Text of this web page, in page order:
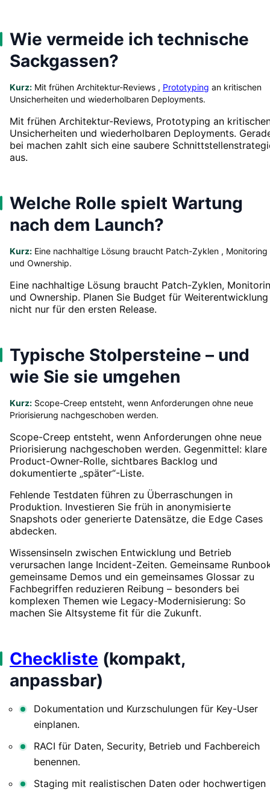
Wie vermeide ich technische
Sackgassen?
Kurz: Mit frühen Architektur-Reviews , Prototyping an kritischen
Unsicherheiten und wiederholbaren Deployments.
Mit frühen Architektur-Reviews, Prototyping an
Unsicherheiten und wiederholbaren Deployments.
bei machen zahlt sich eine saubere
aus.
Welche Rolle spielt Wartung
nach dem Launch?
Kurz: Eine nachhaltige Lösung braucht Patch-Zyklen , Monitoring
und Ownership.
Eine nachhaltige Lösung braucht Patch-Zyklen,
und Ownership. Planen Sie Budget für Weiterentwicklung
nicht nur für den ersten Release.
Typische Stolpersteine – und
wie Sie sie umgehen
Kurz: Scope-Creep entsteht, wenn Anforderungen ohne neue
Priorisierung nachgeschoben werden.
Scope-Creep entsteht, wenn Anforderungen ohne neue
Priorisierung nachgeschoben werden. Gegenmittel: klare
Product-Owner-Rolle, sichtbares Backlog und
dokumentierte „später“-Liste.
Fehlende Testdaten führen zu Überraschungen in
Produktion. Investieren Sie früh in anonymisierte
Snapshots oder generierte Datensätze, die Edge Cases
abdecken.
Wissensinseln zwischen Entwicklung und Betrieb
verursachen lange Incident-Zeiten. Gemeinsame
gemeinsame Demos und ein gemeinsames Glossar zu
Fachbegriffen reduzieren Reibung – besonders bei
komplexen Themen wie Legacy-Modernisierung: So
machen Sie Altsysteme fit für die Zukunft.
Checkliste (kompakt,
anpassbar)
Dokumentation und Kurzschulungen für Key-User
einplanen.
RACI für Daten, Security, Betrieb und Fachbereich
benennen.
Staging mit realistischen Daten oder hochwertigen